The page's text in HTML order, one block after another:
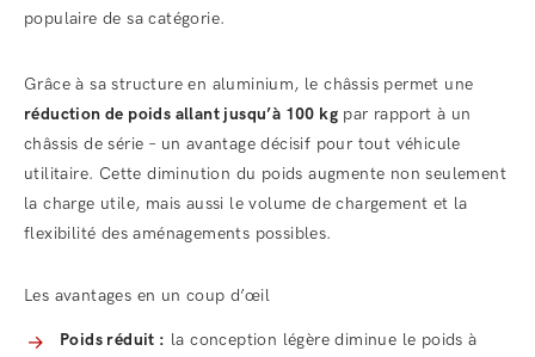
populaire de sa catégorie.
Grâce à sa structure en aluminium, le châssis permet une
réduction de poids allant jusqu’à 100 kg par rapport à un
châssis de série – un avantage décisif pour tout véhicule
utilitaire. Cette diminution du poids augmente non seulement
la charge utile, mais aussi le volume de chargement et la
flexibilité des aménagements possibles.
Les avantages en un coup d’œil
Poids réduit : la conception légère diminue le poids à